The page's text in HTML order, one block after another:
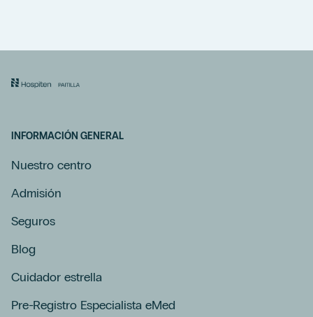
INFORMACIÓN GENERAL
Nuestro centro
Admisión
Seguros
Blog
Cuidador estrella
Pre-Registro Especialista eMed